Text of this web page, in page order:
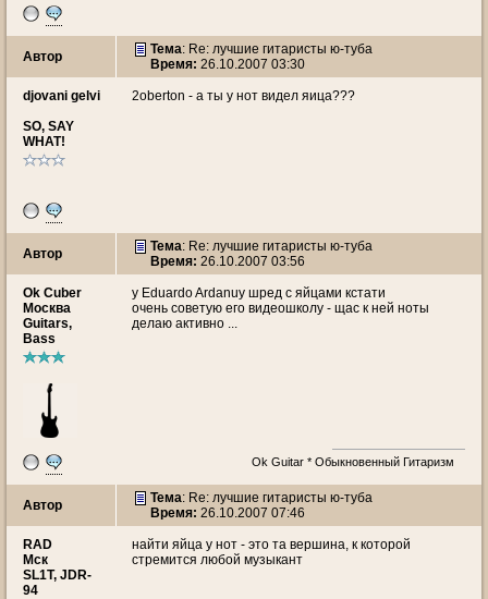
Автор Тема: Re: лучшие гитаристы ю-туба
Время: 26.10.2007 03:30
djovani gelvi
SO, SAY
WHAT!
2oberton - а ты у нот видел яица???
Автор Тема: Re: лучшие гитаристы ю-туба
Время: 26.10.2007 03:56
Ok Cuber
Москва
Guitars,
Bass
у Eduardo Ardanuy шред с яйцами кстати
очень советую его видеошколу - щас к ней ноты
делаю активно ...
Ok Guitar * Обыкновенный Гитаризм
Автор Тема: Re: лучшие гитаристы ю-туба
Время: 26.10.2007 07:46
RAD
Мск
SL1T, JDR-
94
найти яйца у нот - это та вершина, к которой
стремится любой музыкант